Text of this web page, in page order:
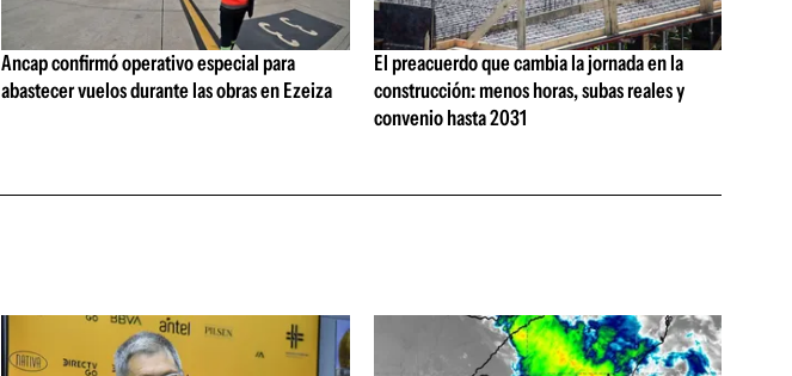
Ancap confirmó operativo especial para
abastecer vuelos durante las obras en Ezeiza
El preacuerdo que cambia la jornada en la
construcción: menos horas, subas reales y
convenio hasta 2031